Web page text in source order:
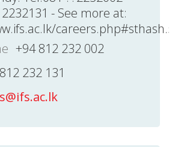
2232131 - See more at:
+94 812 232 002
232 131